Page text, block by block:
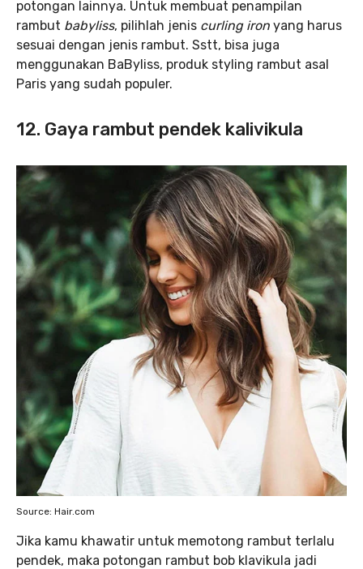
potongan lainnya. Untuk membuat penampilan
rambut babyliss, pilihlah jenis curling iron yang harus
sesuai dengan jenis rambut. Sstt, bisa juga
menggunakan BaByliss, produk styling rambut asal
Paris yang sudah populer.
12. Gaya rambut pendek kalivikula
Source: Hair.com
Jika kamu khawatir untuk memotong rambut terlalu
pendek, maka potongan rambut bob klavikula jadi